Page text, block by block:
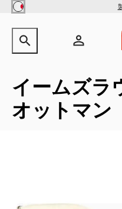
Skip to main content
サイト内検索のための
ヘッダー検索ボックスをオ
アカウント
新規登録
イームズラ
オットマン